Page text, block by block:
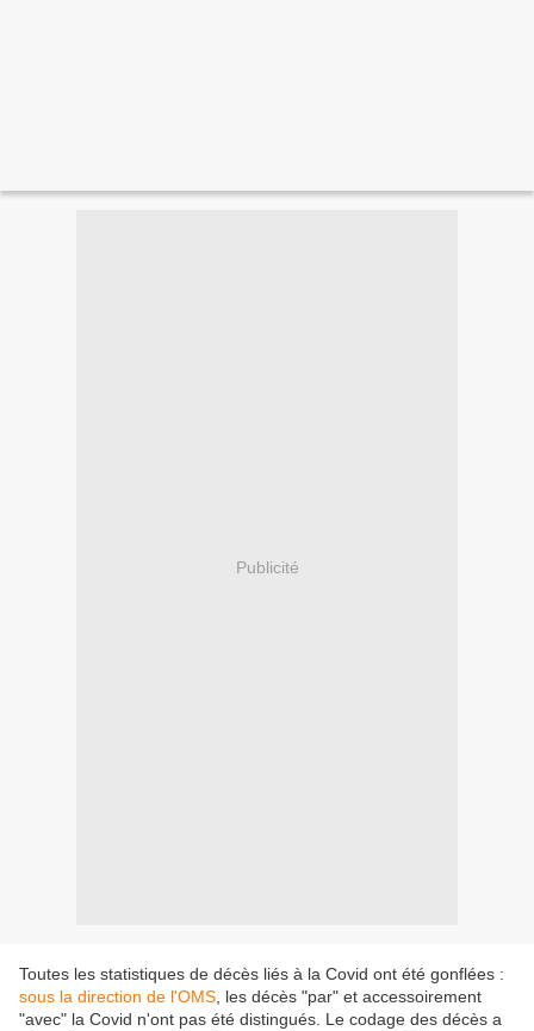
Publicité
Toutes les statistiques de décès liés à la Covid ont été gonflées :
sous la direction de l'OMS , les décès "par" et accessoirement
"avec" la Covid n'ont pas été distingués. Le codage des décès a